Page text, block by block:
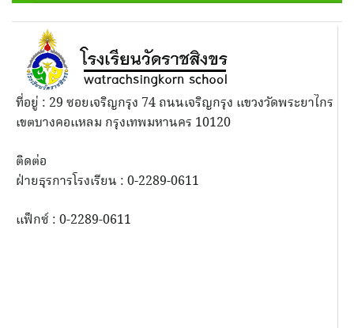
ที่อยู่ : 29 ซอยเจริญกรุง 74 ถนนเจริญกรุง แขวงวัดพระยาไกร
เขตบางคอแหลม กรุงเทพมหานคร 10120
ติดต่อ
ฝ่ายธุรการโรงเรียน : 0-2289-0611
แฟ็กซ์ : 0-2289-0611